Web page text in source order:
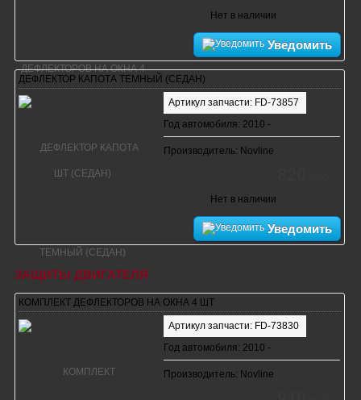
Нет в наличии
Уведомить
ДЕФЛЕКТОР КАПОТА ТЕМНЫЙ (СЕДАН)
Артикул запчасти: FD-73857
Год автомобиля: 2010 -
Производитель: Novline
Нет в наличии
Уведомить
ЗАЩИТЫ ДВИГАТЕЛЯ
КОМПЛЕКТ ДЕФЛЕКТОРОВ НА ОКНА 4 ШТ
Артикул запчасти: FD-73830
Год автомобиля: 2010 -
Производитель: Novline